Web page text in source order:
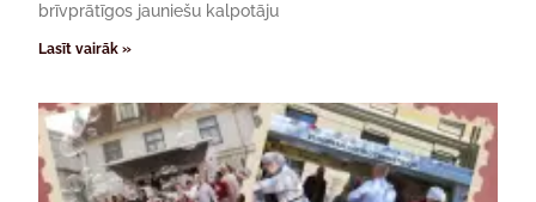
brīvprātīgos jauniešu kalpotāju
Lasīt vairāk »